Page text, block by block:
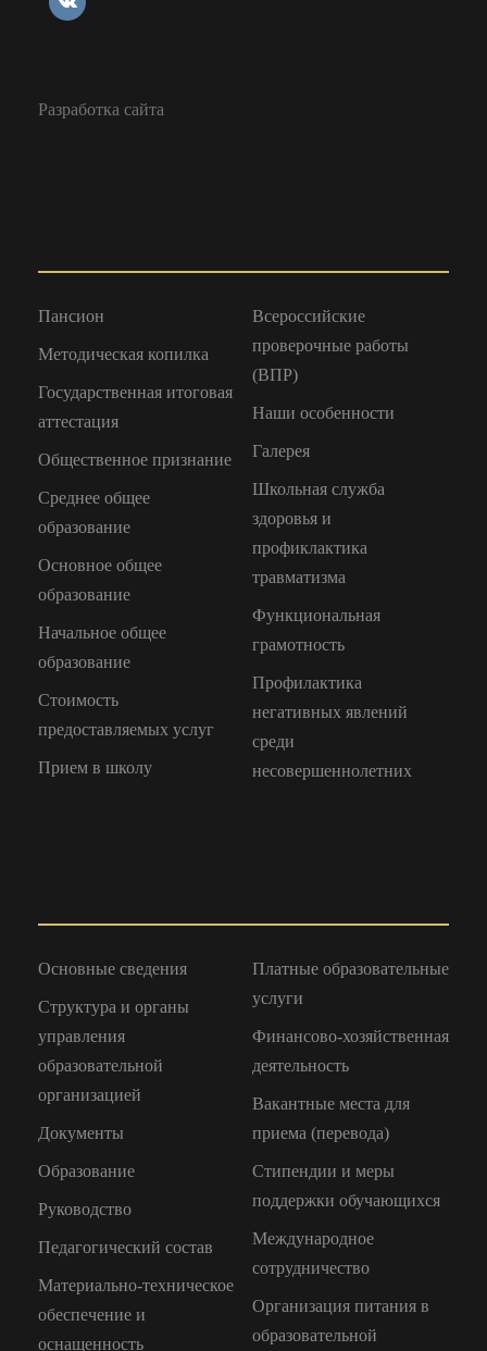
Разработка сайта
Пансион
Методическая копилка
Государственная итоговая
аттестация
Общественное признание
Среднее общее
образование
Основное общее
образование
Начальное общее
образование
Стоимость
предоставляемых услуг
Прием в школу
Всероссийские
проверочные работы
(ВПР)
Наши особенности
Галерея
Школьная служба
здоровья и
профиклактика
травматизма
Функциональная
грамотность
Профилактика
негативных явлений
среди
несовершеннолетних
Основные сведения
Структура и органы
управления
образовательной
организацией
Документы
Образование
Руководство
Педагогический состав
Материально-техническое
обеспечение и
оснащенность
Платные образовательные
услуги
Финансово-хозяйственная
деятельность
Вакантные места для
приема (перевода)
Стипендии и меры
поддержки обучающихся
Международное
сотрудничество
Организация питания в
образовательной